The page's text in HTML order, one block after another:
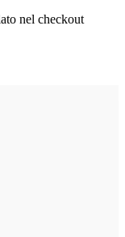
nel checkout